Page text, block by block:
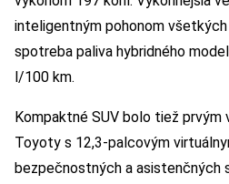
inteligentným pohonom všetkých
spotreba paliva hybridného
l/100 km.
Kompaktné SUV bolo tiež prvým
Toyoty s 12,3-palcovým
bezpečnostných a asistenčných